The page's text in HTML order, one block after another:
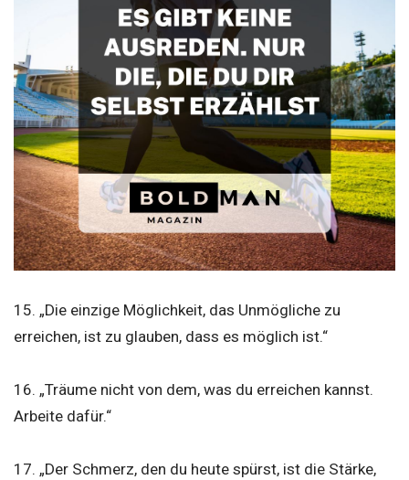
15. „Die einzige Möglichkeit, das Unmögliche zu
erreichen, ist zu glauben, dass es möglich ist.“
16. „Träume nicht von dem, was du erreichen kannst.
Arbeite dafür.“
17. „Der Schmerz, den du heute spürst, ist die Stärke,